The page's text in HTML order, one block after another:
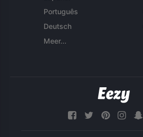
Português
Deutsch
Meer...